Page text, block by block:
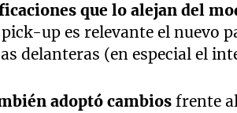
que lo alejan del
up es relevante el nuevo
delanteras (en especial el
adoptó cambios frente